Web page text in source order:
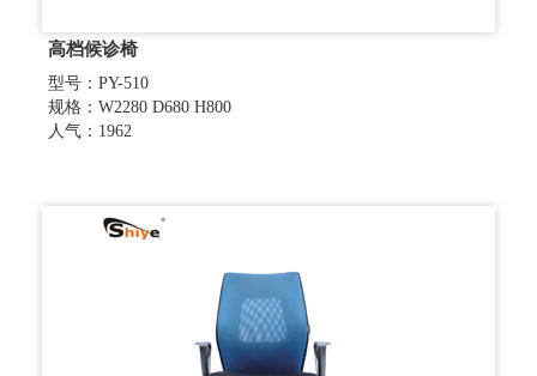
高档候诊椅
型号：PY-510
规格：W2280 D680 H800
人气：1962